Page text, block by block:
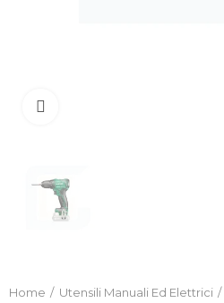
Home
Utensili Manuali Ed Elettrici